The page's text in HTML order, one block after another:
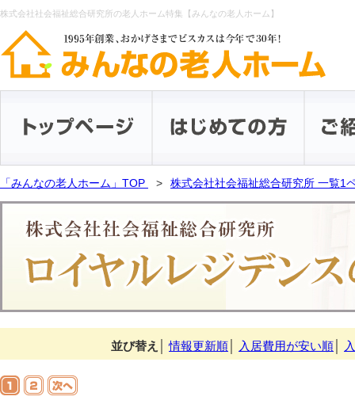
株式会社社会福祉総合研究所の老人ホーム特集【みんなの老人ホーム】
「みんなの老人ホーム」TOP 株式会社社会福祉総合研究所 一覧1
並び替え │情報更新順 入居費用が安い順